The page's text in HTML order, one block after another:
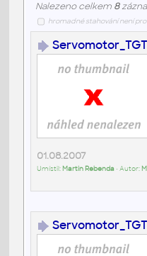
Nalezeno celkem 8
hromadné stahování není
01.08.2007
Umístil: Martin Rebenda • Autor: